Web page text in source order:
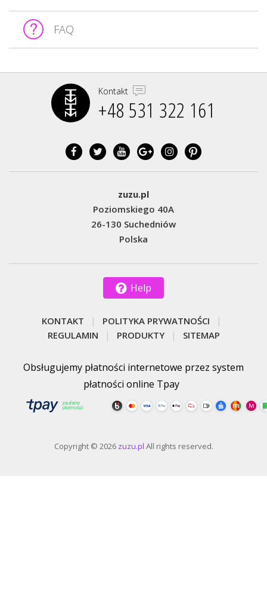
FAQ
Kontakt
+48 531 322 161‬
zuzu.pl
Poziomskiego 40A
26-130 Suchedniów
Polska
Help
KONTAKT
POLITYKA PRYWATNOŚCI
REGULAMIN
PRODUKTY SITEMAP
Obsługujemy płatności internetowe przez system
płatności online Tpay
Copyright © 2026 zuzu.pl All rights reserved.